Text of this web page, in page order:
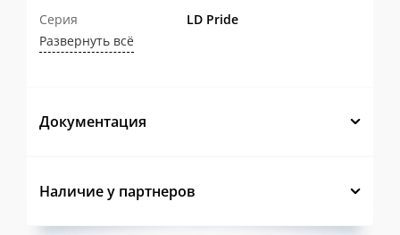
Серия
LD Pride
Развернуть всё
Документация
Наличие у партнеров